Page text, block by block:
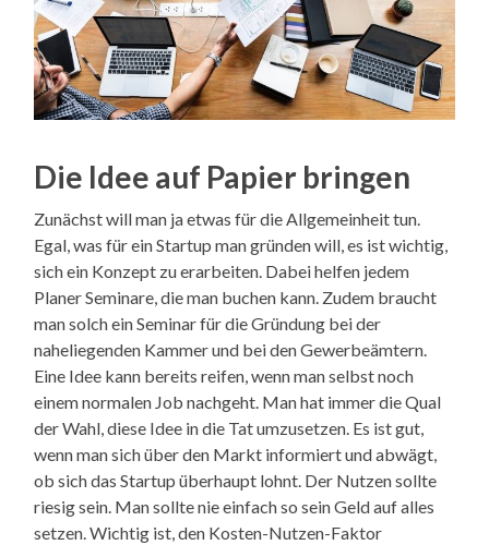
Die Idee auf Papier bringen
Zunächst will man ja etwas für die Allgemeinheit tun.
Egal, was für ein Startup man gründen will, es ist wichtig,
sich ein Konzept zu erarbeiten. Dabei helfen jedem
Planer Seminare, die man buchen kann. Zudem braucht
man solch ein Seminar für die Gründung bei der
naheliegenden Kammer und bei den Gewerbeämtern.
Eine Idee kann bereits reifen, wenn man selbst noch
einem normalen Job nachgeht. Man hat immer die Qual
der Wahl, diese Idee in die Tat umzusetzen. Es ist gut,
wenn man sich über den Markt informiert und abwägt,
ob sich das Startup überhaupt lohnt. Der Nutzen sollte
riesig sein. Man sollte nie einfach so sein Geld auf alles
setzen. Wichtig ist, den Kosten-Nutzen-Faktor